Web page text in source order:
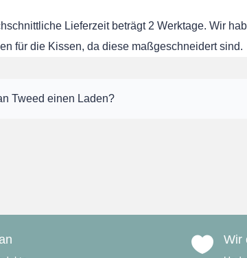
Lieferzeit beträgt 2 Werktage. Wir
für die Kissen, da diese maßgeschneidert sind.
Tweed einen Laden?
 Wir